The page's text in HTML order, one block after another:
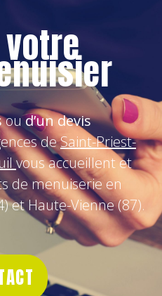
oud’un devis
deSaint-Priest-
vous accueillent et
de menuiserie en
et Haute-Vienne (87).